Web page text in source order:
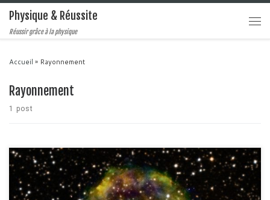
Physique & Réussite
Réussir grâce à la physique
Accueil » Rayonnement
Rayonnement
1 post